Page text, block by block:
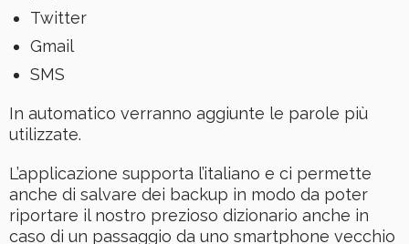
Twitter
Gmail
SMS
In automatico verranno aggiunte le parole più
utilizzate.
L’applicazione supporta l’italiano e ci permette
anche di salvare dei backup in modo da poter
riportare il nostro prezioso dizionario anche in
caso di un passaggio da uno smartphone vecchio